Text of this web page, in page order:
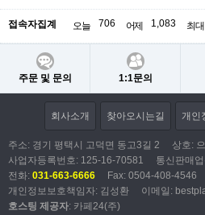
접속자집계 오늘 706 어제 1,083 최대
주문 및 문의 1:1문의
회사소개 찾아오시는길 개인
주소: 경기 평택시 고덕면 동고3길 2 상호:
사업자등록번호: 125-16-70581
통신판매
전화: 031-663-6666 Fax: 0504-408-4546
개인정보보호책임자: 김성환
이메일:
호스팅 제공자: 카페24(주)